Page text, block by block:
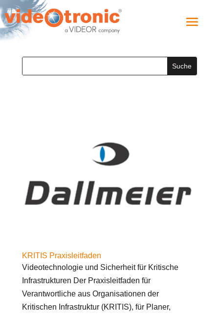
KRITIS Praxisleitfaden
Videotechnologie und Sicherheit für Kritische
Infrastrukturen Der Praxisleitfaden für
Verantwortliche aus Organisationen der
Kritischen Infrastruktur (KRITIS), für Planer,